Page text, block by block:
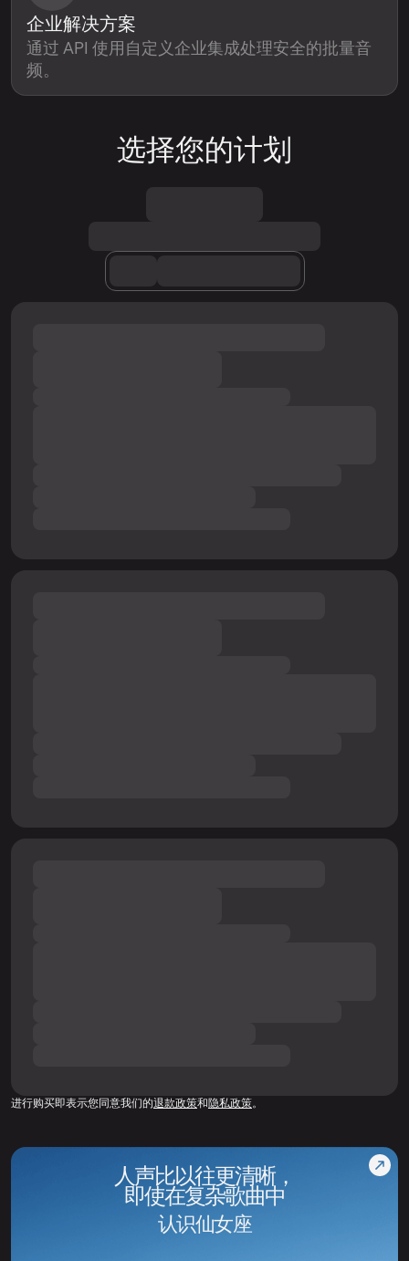
企业解决方案
通过 API 使用自定义企业集成处理安全的批量音
频。
选择您的计划
进行购买即表示您同意我们的退款政策和隐私政策。
人声比以往更清晰，
即使在复杂歌曲中
认识仙女座